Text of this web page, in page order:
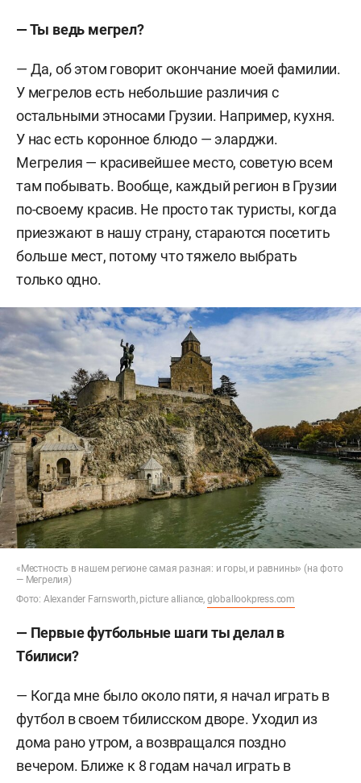
— Ты ведь мегрел?
— Да, об этом говорит окончание моей фамилии.
У мегрелов есть небольшие различия с
остальными этносами Грузии. Например, кухня.
У нас есть коронное блюдо — эларджи.
Мегрелия — красивейшее место, советую всем
там побывать. Вообще, каждый регион в Грузии
по-своему красив. Не просто так туристы, когда
приезжают в нашу страну, стараются посетить
больше мест, потому что тяжело выбрать
только одно.
«Местность в нашем регионе самая разная: и горы, и равнины» (на фото
— Мегрелия)
Фото: Alexander Farnsworth, picture alliance, globallookpress.com
— Первые футбольные шаги ты делал в
Тбилиси?
— Когда мне было около пяти, я начал играть в
футбол в своем тбилисском дворе. Уходил из
дома рано утром, а возвращался поздно
вечером. Ближе к 8 годам начал играть в